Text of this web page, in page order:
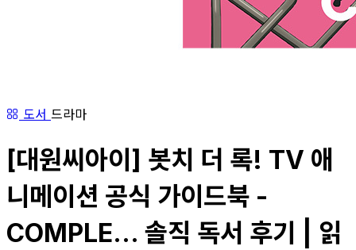
도서 드라마
[대원씨아이] 봇치 더 록! TV 애
니메이션 공식 가이드북 -
COMPLE... 솔직 독서 후기 | 읽